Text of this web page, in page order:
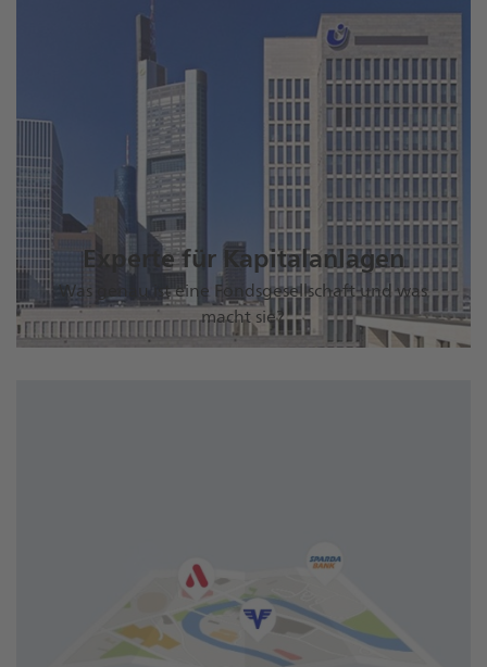
Experte für Kapitalanlagen
Was genau ist eine Fondsgesellschaft und was
macht sie?